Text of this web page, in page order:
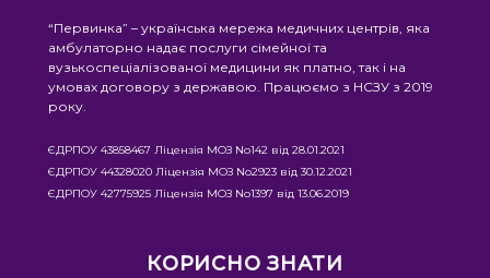
“Первинка” – українська мережа медичних центрів, яка
амбулаторно надає послуги сімейної та
вузькоспеціалізованої медицини як платно, так і на
умовах договору з державою. Працюємо з НСЗУ з 2019
року.
ЄДРПОУ 43858467 Ліцензія МОЗ No142 від 28.01.2021
ЄДРПОУ 44328020 Ліцензія МОЗ No2923 від 30.12.2021
ЄДРПОУ 42775925 Ліцензія МОЗ No1397 від 13.06.2019
КОРИСНО ЗНАТИ